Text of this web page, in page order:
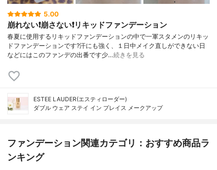
5.00
崩れない❗️崩さない❗️リキッドファンデーション
春夏に使用するリキッドファンデーションの中で一軍スタメンのリキッ
ドファンデーションです?汗にも強く、１日中メイク直しができない日
などにはこのファンデの出番です少…続きを見る
ESTEE LAUDER(エスティローダー)
ダブル ウェア ステイ イン プレイス メークアップ
ファンデーション関連カテゴリ：おすすめ商品ラ
ンキング